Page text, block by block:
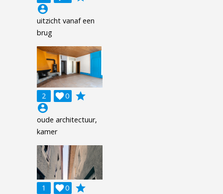
account_circle
uitzicht vanaf een
brug
2 0

grade
account_circle
oude architectuur,
kamer
1 0

grade